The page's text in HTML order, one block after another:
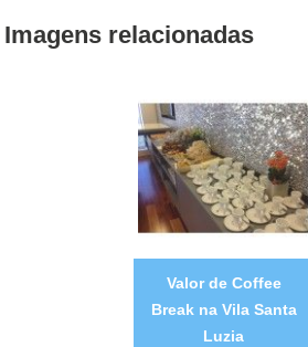
Imagens relacionadas
Valor de Coffee
Break na Vila Santa
Luzia